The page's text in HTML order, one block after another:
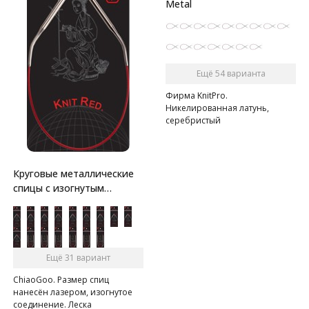
Круговые металлические
спицы с изогнутым
Ещё 31 вариант
ChiaoGoo. Размер спиц
нанесён лазером, изогнутое
соединение. Леска
Metal
Ещё 54 варианта
Фирма KnitPro.
Никелированная латунь,
серебристый